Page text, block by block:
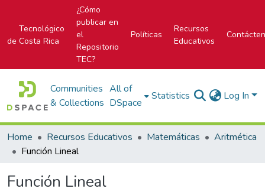
Tecnológico
de Costa Rica
¿Cómo
publicar en
el
Repositorio
TEC?
Políticas
Recursos
Educativos
Communities
& Collections
All of
DSpace
Statistics Log In
Home Recursos Educativos Matemáticas
Aritmética
Función Lineal
Función Lineal